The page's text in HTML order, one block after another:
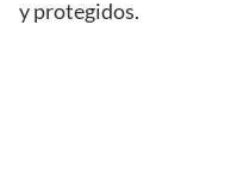
y protegidos.